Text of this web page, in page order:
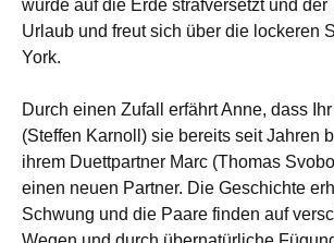
wurde auf die Erde strafversetzt und der
Urlaub und freut sich über die lockeren
York.
Durch einen Zufall erfährt Anne, dass
(Steffen Karnoll) sie bereits seit Jahren
ihrem Duettpartner Marc (Thomas
einen neuen Partner. Die Geschichte
Schwung und die Paare finden auf